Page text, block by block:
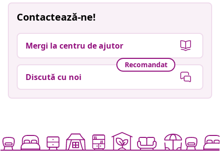
Contactează-ne!
Mergi la centru de ajutor
Recomandat
Discută cu noi